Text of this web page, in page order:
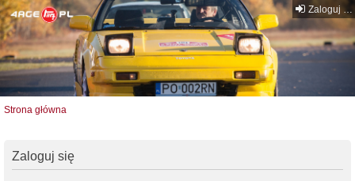
Zaloguj się
Strona główna
Zaloguj się